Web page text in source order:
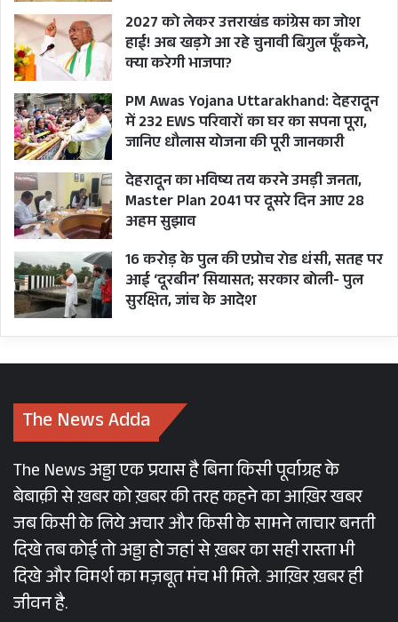
2027 को लेकर उत्तराखंड कांग्रेस का जोश
हाई! अब खड़गे आ रहे चुनावी बिगुल फूँकने,
क्या करेगी भाजपा?
PM Awas Yojana Uttarakhand: देहरादून
में 232 EWS परिवारों का घर का सपना पूरा,
जानिए धौलास योजना की पूरी जानकारी
देहरादून का भविष्य तय करने उमड़ी जनता,
Master Plan 2041 पर दूसरे दिन आए 28
अहम सुझाव
16 करोड़ के पुल की एप्रोच रोड धंसी, सतह पर
आई ‘दूरबीन’ सियासत; सरकार बोली- पुल
सुरक्षित, जांच के आदेश
The News Adda
The News अड्डा एक प्रयास है बिना किसी पूर्वाग्रह के
बेबाक़ी से ख़बर को ख़बर की तरह कहने का आख़िर खबर
जब किसी के लिये अचार और किसी के सामने लाचार बनती
दिखे तब कोई तो अड्डा हो जहां से ख़बर का सही रास्ता भी
दिखे और विमर्श का मज़बूत मंच भी मिले. आख़िर ख़बर ही
जीवन है.